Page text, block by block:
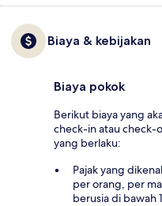
Biaya & kebijakan
Biaya pokok
Berikut biaya yang
check-in atau check-
yang berlaku:
Pajak yang
per orang, per
berusia di bawah